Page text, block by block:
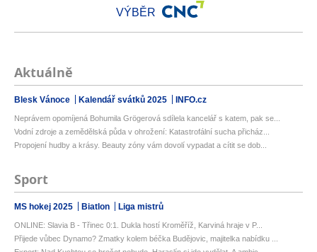
VÝBĚR
Aktuálně
Blesk Vánoce Kalendář svátků 2025 INFO.cz
Neprávem opomíjená Bohumila Grögerová sdílela kancelář s katem, pak se...
Vodní zdroje a zemědělská půda v ohrožení: Katastrofální sucha přicház...
Propojení hudby a krásy. Beauty zóny vám dovolí vypadat a cítit se dob...
Sport
MS hokej 2025 Biatlon Liga mistrů
ONLINE: Slavia B - Třinec 0:1. Dukla hostí Kroměříž, Karviná hraje v P...
Přijede vůbec Dynamo? Zmatky kolem béčka Budějovic, majitelka nabídku ...